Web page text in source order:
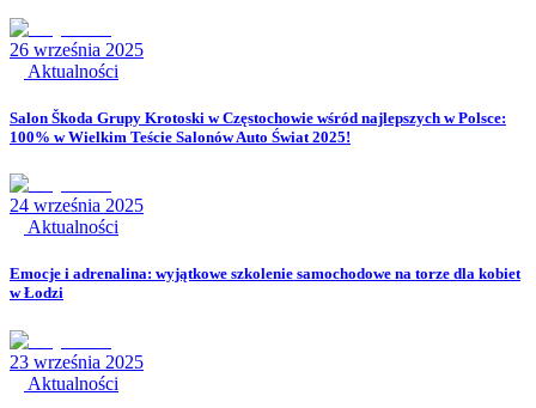
26 września 2025
Aktualności
Salon Škoda Grupy Krotoski w Częstochowie wśród najlepszych w Polsce:
100% w Wielkim Teście Salonów Auto Świat 2025!
24 września 2025
Aktualności
Emocje i adrenalina: wyjątkowe szkolenie samochodowe na torze dla kobiet
w Łodzi
23 września 2025
Aktualności